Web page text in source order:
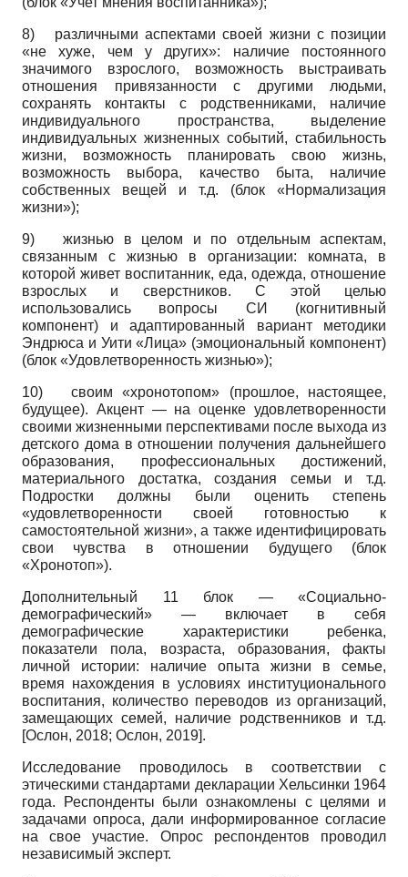
8) различными аспектами своей жизни с позиции
«не хуже, чем у других»: наличие постоянного
значимого взрослого, возможность выстраивать
отношения привязанности с другими людьми,
сохранять контакты с родственниками, наличие
индивидуального пространства, выделение
индивидуальных жизненных событий, стабильность
жизни, возможность планировать свою жизнь,
возможность выбора, качество быта, наличие
собственных вещей и т.д. (блок «Нормализация
жизни»);
9)жизнью в целом и по отдельным аспектам,
связанным с жизнью в организации: комната, в
которой живет воспитанник, еда, одежда, отношение
взрослых и сверстников. С этой целью
использовались вопросы СИ (когнитивный
компонент) и адаптированный вариант методики
Эндрюса и Уити «Лица» (эмоциональный компонент)
(блок «Удовлетворенность жизнью»);
10) своим «хронотопом» (прошлое, настоящее,
будущее). Акцент — на оценке удовлетворенности
своими жизненными перспективами после выхода из
детского дома в отношении получения дальнейшего
образования, профессиональных достижений,
материального достатка, создания семьи и т.д.
Подростки должны были оценить степень
«удовлетворенности своей готовностью к
самостоятельной жизни», а также идентифицировать
свои чувства в отношении будущего (блок
«Хронотоп»).
Дополнительный 11 блок — «Социально­
демографический» — включает в себя
демографические характеристики ребенка,
показатели пола, возраста, образования, факты
личной истории: наличие опыта жизни в семье,
время нахождения в условиях институционального
воспитания, количество переводов из организаций,
замещающих семей, наличие родственников и т.д.
[Ослон, 2018; Ослон, 2019].
Исследование проводилось в соответствии с
этическими стандартами декларации Хельсинки 1964
года. Респонденты были ознакомлены с целями и
задачами опроса, дали информированное согласие
на свое участие. Опрос респондентов проводил
независимый эксперт.